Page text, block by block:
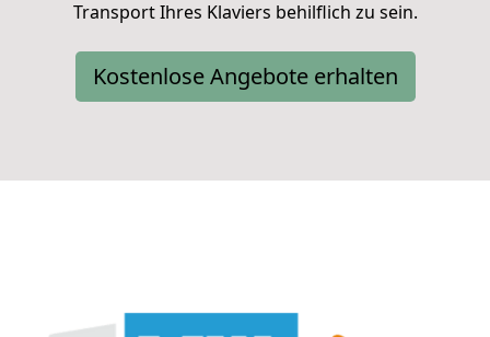
Transport Ihres Klaviers behilflich zu sein.
Kostenlose Angebote erhalten